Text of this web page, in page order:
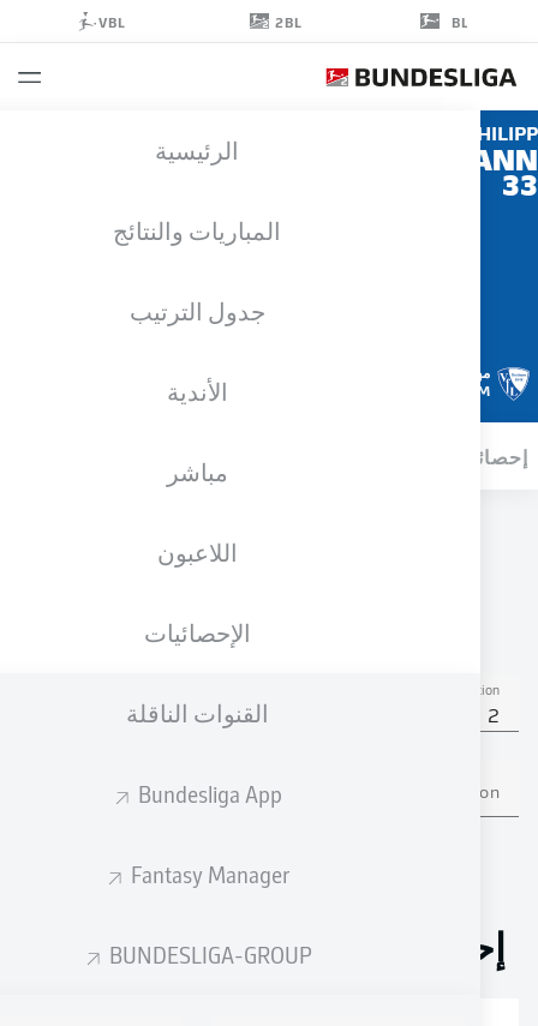
الرئيسية
المباريات والنتائج
جدول الترتيب
الأندية
مباشر
اللاعبون
الإحصائيات
القنوات الناقلة
Bundesliga App
Fantasy Manager
BUNDESLIGA-GROUP
مهاجم
BOCHUM
موسم 2024/2025
الطول
Competition
Bundesliga 2
Season
إحصائيات موسم 2024/2025